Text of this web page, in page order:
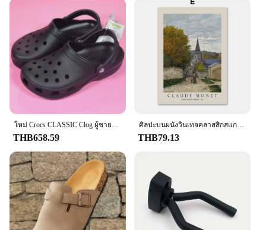
fit for your body type, enhancing comfort and style.
**Perfect for Various Occasions**
The Classic Champion T-shirt is not just a piece of
clothing; it's a statement of style and comfort. Its
classic design makes it a versatile choice for
various occasions, from casual outings to sports
events. The durability of the fabric ensures that it
withstands the test of time, making it a smart
investment for those who value quality and
longevity in their wardrobe. Whether you're looking
to stock up for personal use or to supply a retail
store, this T-shirt is an excellent choice for
wholesale and vendor needs.
ใหม่ Crocs CLASSIC Clog ผู้ชายผู้หญิงรองเท้าแตะลําลอง Unisex ปิดนิ้วเท้า SLIP-Ons กลางแจ้งคู่รองเท้าชายหาดระบายอากาศ
THB658.59
ศิลปะบนผนังวินเทจคลาสสิกสแกนดิเนเวียนแอบสแตรกโมเนตโปสเตอร์ผ้าใบลายพิมพ์ HD hiasan kamar นั่งเล่นห้องนอนบ้าน
THB79.13